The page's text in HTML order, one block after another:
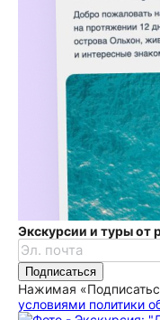
Экскурсии и туры от
Подписаться
Нажимая
условиями политики